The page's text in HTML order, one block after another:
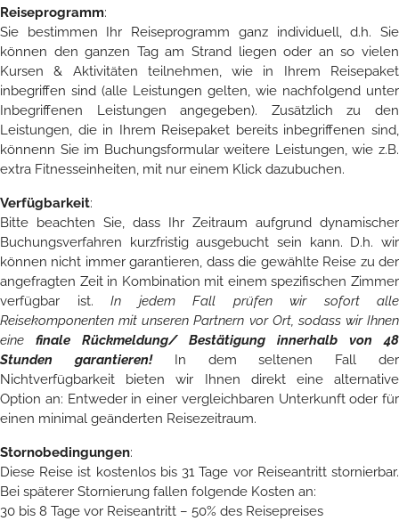
Reiseprogramm:
Sie bestimmen Ihr Reiseprogramm ganz individuell, d.h. Sie
können den ganzen Tag am Strand liegen oder an so vielen
Kursen & Aktivitäten teilnehmen, wie in Ihrem Reisepaket
inbegriffen sind (alle Leistungen gelten, wie nachfolgend unter
Inbegriffenen Leistungen angegeben). Zusätzlich zu den
Leistungen, die in Ihrem Reisepaket bereits inbegriffenen sind,
könnenn Sie im Buchungsformular weitere Leistungen, wie z.B.
extra Fitnesseinheiten, mit nur einem Klick dazubuchen.
Verfügbarkeit:
Bitte beachten Sie, dass Ihr Zeitraum aufgrund dynamischer
Buchungsverfahren kurzfristig ausgebucht sein kann. D.h. wir
können nicht immer garantieren, dass die gewählte Reise zu der
angefragten Zeit in Kombination mit einem spezifischen Zimmer
verfügbar ist. In jedem Fall
prüfen wir sofort alle
Reisekomponenten mit unseren Partnern vor Ort, sodass wir Ihnen
eine finale Rückmeldung/ Bestätigung innerhalb von 48
Stunden garantieren!In dem seltenen Fall der
Nichtverfügbarkeit bieten wir Ihnen direkt eine alternative
Option an: Entweder in einer vergleichbaren Unterkunft oder für
einen minimal geänderten Reisezeitraum.
Stornobedingungen:
Diese Reise ist kostenlos bis 31 Tage vor Reiseantritt stornierbar.
Bei späterer Stornierung fallen folgende Kosten an:
30 bis 8 Tage vor Reiseantritt – 50% des Reisepreises